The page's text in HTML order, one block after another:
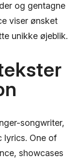
og gentagne
viser ønsket
unikke øjeblik.
songwriter,
lyrics. One of
showcases